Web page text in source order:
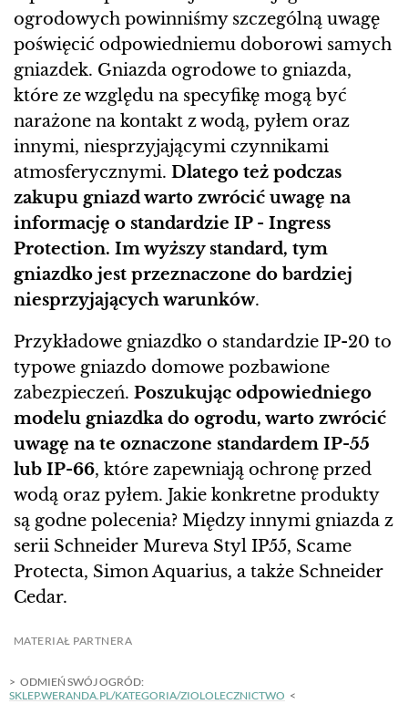
ogrodowych powinniśmy szczególną uwagę
poświęcić odpowiedniemu doborowi samych
gniazdek. Gniazda ogrodowe to gniazda,
które ze względu na specyfikę mogą być
narażone na kontakt z wodą, pyłem oraz
innymi, niesprzyjającymi czynnikami
atmosferycznymi. Dlatego też podczas
zakupu gniazd warto zwrócić uwagę na
informację o standardzie IP - Ingress
Protection. Im wyższy standard, tym
gniazdko jest przeznaczone do bardziej
niesprzyjających warunków.
Przykładowe gniazdko o standardzie IP-20 to
typowe gniazdo domowe pozbawione
zabezpieczeń. Poszukując odpowiedniego
modelu gniazdka do ogrodu, warto zwrócić
uwagę na te oznaczone standardem IP-55
lub IP-66, które zapewniają ochronę przed
wodą oraz pyłem. Jakie konkretne produkty
są godne polecenia? Między innymi gniazda z
serii Schneider Mureva Styl IP55, Scame
Protecta, Simon Aquarius, a także Schneider
Cedar.
MATERIAŁ PARTNERA
ODMIEŃ SWÓJ OGRÓD:
SKLEP.WERANDA.PL/KATEGORIA/ZIOLOLECZNICTWO